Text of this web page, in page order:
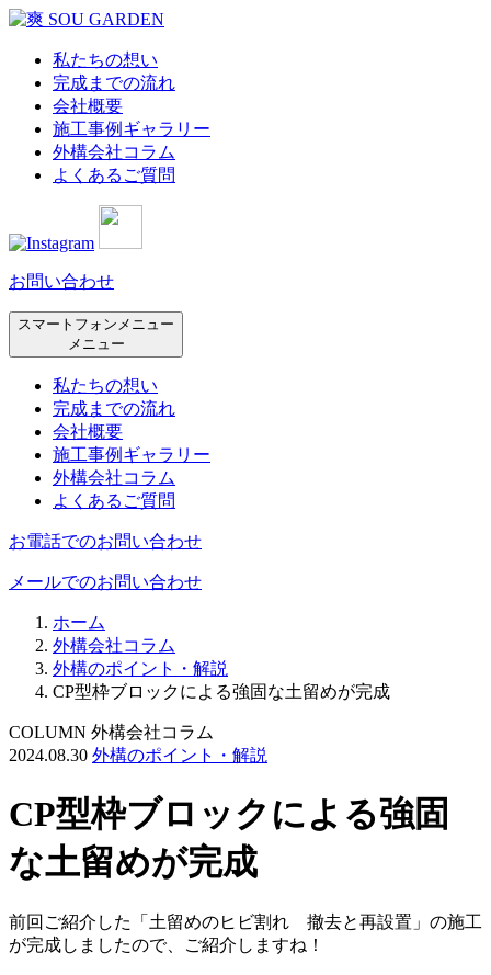
私たちの想い
完成までの流れ
会社概要
施工事例ギャラリー
外構会社コラム
よくあるご質問
お問い合わせ
スマートフォンメニュー
メニュー
私たちの想い
完成までの流れ
会社概要
施工事例ギャラリー
外構会社コラム
よくあるご質問
お電話でのお問い合わせ
メールでのお問い合わせ
ホーム
外構会社コラム
外構のポイント・解説
CP型枠ブロックによる強固な土留めが完成
COLUMN 外構会社コラム
2024.08.30 外構のポイント・解説
CP型枠ブロックによる強固
な土留めが完成
前回ご紹介した「土留めのヒビ割れ 撤去と再設置」の施工
が完成しましたので、ご紹介しますね！